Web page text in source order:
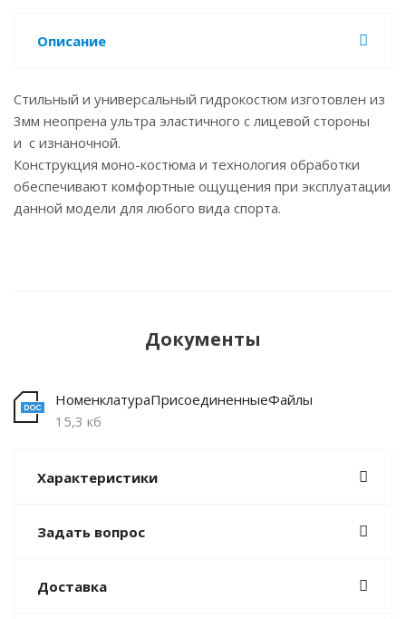
Описание
Стильный и универсальный гидрокостюм изготовлен из
3мм неопрена ультра эластичного с лицевой стороны
и с изнаночной.
Конструкция моно-костюма и технология обработки
обеспечивают комфортные ощущения при эксплуатации
данной модели для любого вида спорта.
Документы
НоменклатураПрисоединенныеФайлы
15,3 кб
Характеристики
Задать вопрос
Доставка